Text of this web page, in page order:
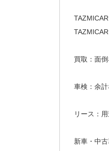
買取：面
車検：余
リース：
新車・中